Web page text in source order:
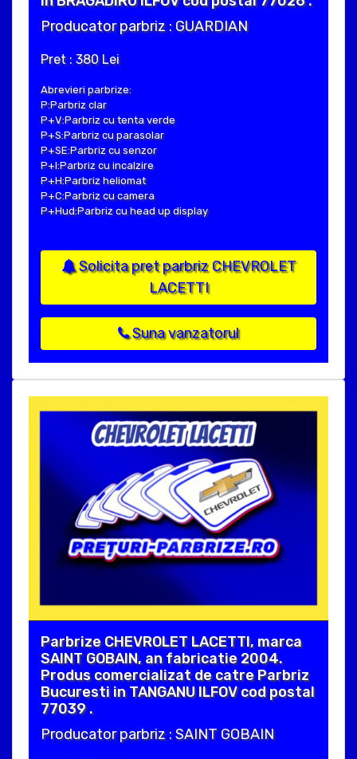
Producator parbriz : GUARDIAN
Pret : 380 Lei
Abrevieri parbrize:
P:Parbriz clar
P+V:Parbriz cu tenta verde
P+S:Parbriz cu parasolar
P+SE:Parbriz cu senzor
P+I:Parbriz cu incalzire
P+H:Parbriz heliomat
P+C:Parbriz cu camera
P+Hud:Parbriz cu head up display
Solicita pret parbriz CHEVROLET
LACETTI
Suna vanzatorul
Parbrize CHEVROLET LACETTI, marca
SAINT GOBAIN, an fabricatie 2004.
Produs comercializat de catre Parbriz
Bucuresti in TANGANU ILFOV cod postal
77039 .
Producator parbriz : SAINT GOBAIN